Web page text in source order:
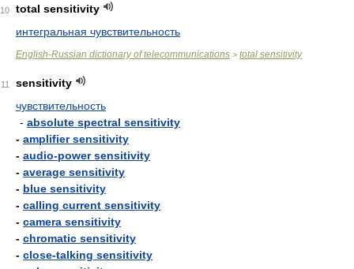
10
total sensitivity
интегральная чувствительность
English-Russian dictionary of telecommunications > total sensitivity
11
sensitivity
чувствительность
- absolute spectral sensitivity
- amplifier sensitivity
- audio-power sensitivity
- average sensitivity
- blue sensitivity
- calling current sensitivity
- camera sensitivity
- chromatic sensitivity
- close-talking sensitivity